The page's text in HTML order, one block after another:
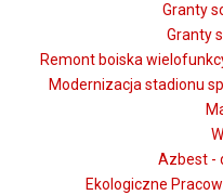
Granty
Granty
Remont boiska
Modernizacja stadionu
Azbest -
Ekologiczne